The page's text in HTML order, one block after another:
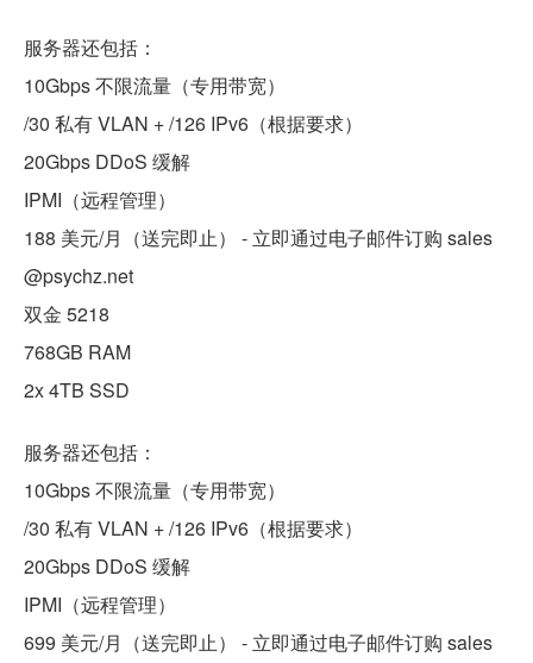
服务器还包括：
10Gbps 不限流量（专用带宽）
/30 私有 VLAN + /126 IPv6（根据要求）
20Gbps DDoS 缓解
IPMI（远程管理）
188 美元/月（送完即止） - 立即通过电子邮件订购 sales
@psychz.net
双金 5218
768GB RAM
2x 4TB SSD
服务器还包括：
10Gbps 不限流量（专用带宽）
/30 私有 VLAN + /126 IPv6（根据要求）
20Gbps DDoS 缓解
IPMI（远程管理）
699 美元/月（送完即止） - 立即通过电子邮件订购 sales